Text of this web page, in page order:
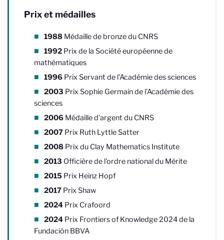
Prix et médailles
1988 Médaille de bronze du CNRS
1992 Prix de la Société européenne de
mathématiques
1996 Prix Servant de l'Académie des sciences
2003 Prix Sophie Germain de l'Académie des
sciences
2006 Médaille d'argent du CNRS
2007 Prix Ruth Lyttle Satter
2008 Prix du Clay Mathematics Institute
2013 Officière de l'ordre national du Mérite
2015 Prix Heinz Hopf
2017 Prix Shaw
2024 Prix Crafoord
2024 Prix Frontiers of Knowledge2024 de la
Fundación BBVA